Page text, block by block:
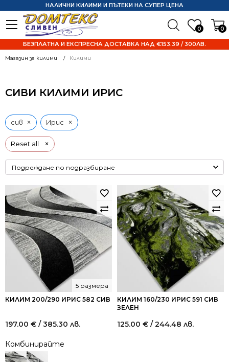
0 0
НАЛИЧНИ КИЛИМИ И ПЪТЕКИ НА СУПЕР ЦЕНА
БЕЗПЛАТНА И ЕКСПРЕСНА ДОСТАВКА НАД €153.39 / 300ЛВ.
Магазин за килими Килими
СИВИ КИЛИМИ ИРИС
Reset all ×
сив × Ирис ×
КИЛИМ 200/290 ИРИС 582 СИВ
5 размера
197.00 € / 385.30 лв.
Комбинирайте
КИЛИМ 160/230 ИРИС 591 СИВ
ЗЕЛЕН
125.00 € / 244.48 лв.